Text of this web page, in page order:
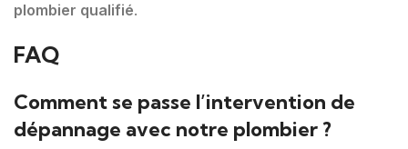
plombier qualifié.
FAQ
Comment se passe l’intervention de
dépannage avec notre plombier ?